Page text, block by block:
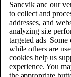
Sandvik and our
to collect and
addresses, and
analyzing site
targeted ads. Some
while others are
cookies help us
experience. You